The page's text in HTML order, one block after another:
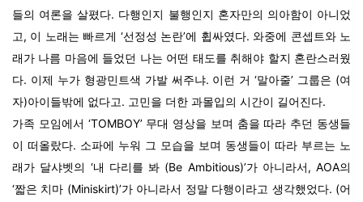
들의 여론을 살폈다. 다행인지 불행인지 혼자만의 의아함이 아니었
고, 이 노래는 빠르게 ‘선정성 논란’에 휩싸였다. 와중에 콘셉트와 노
래가 나름 마음에 들었던 나는 어떤 태도를 취해야 할지 혼란스러웠
다. 이제 누가 형광민트색 가발 써주냐. 이런 거 ‘말아줄’ 그룹은 (여
자)아이들밖에 없다고. 고민을 더한 과몰입의 시간이 길어진다.
가족 모임에서 ‘TOMBOY’ 무대 영상을 보며 춤을 따라 추던 동생들
이 떠올랐다. 소파에 누워 그 모습을 보며 동생들이 따라 부르는 노
래가 달샤벳의 ‘내 다리를 봐 (Be Ambitious)’가 아니라서, AOA의
‘짧은 치마 (Miniskirt)’가 아니라서 정말 다행이라고 생각했었다. (어